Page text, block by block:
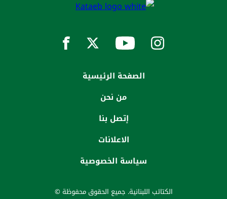
الصفحة الرئيسية
من نحن
إتصل بنا
الاعلانات
سياسة الخصوصية
الكتائب اللبنانية. جميع الحقوق محفوظة ©